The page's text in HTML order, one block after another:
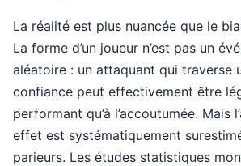
La réalité est plus nuancée que le
La forme d’un joueur n’est pas un
aléatoire : un attaquant qui traverse
confiance peut effectivement être
performant qu’à l’accoutumée. Mais
effet est systématiquement
parieurs. Les études statistiques